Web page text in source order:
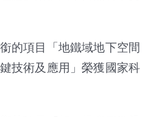
的項目「地鐵域地下空間
技術及應用」榮獲國家科